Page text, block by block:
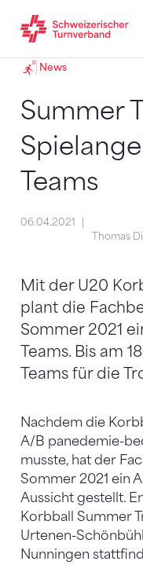
Zum Inhalt springen
Zur Sitemap navigieren
Zum Navigieren
News
Summer
Teams
06.04.2021
Thomas
Mit der U20
plant die
Sommer 2021
Teams. Bis am
Teams für die
Nachdem die
A/B panedemie-
musste, hat der
Sommer 2021 ein
Aussicht gestellt.
Korbball Summer
Urtenen-
Nunningen